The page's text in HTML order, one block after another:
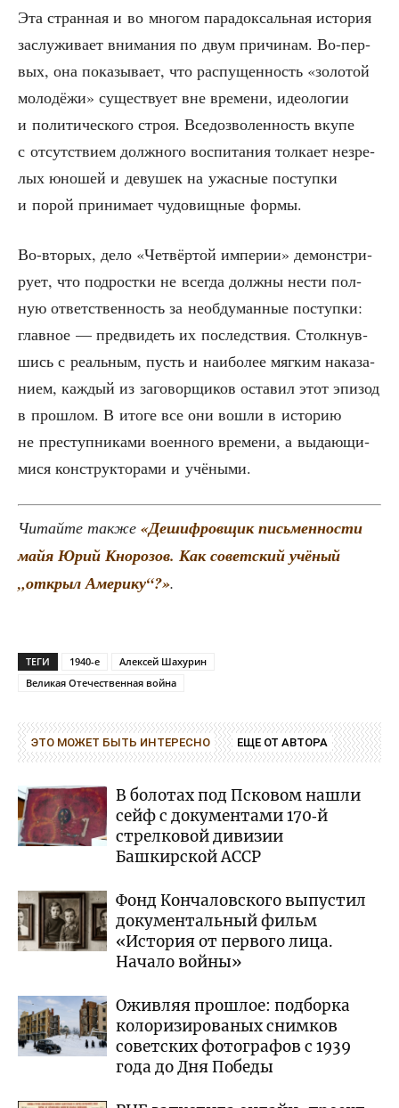
Эта стран­ная и во мно­гом пара­док­саль­ная исто­рия
заслу­жи­ва­ет вни­ма­ния по двум при­чи­нам. Во-пер­
вых, она пока­зы­ва­ет, что рас­пу­щен­ность «золо­той
моло­дё­жи» суще­ству­ет вне вре­ме­ни, идео­ло­гии
и поли­ти­че­ско­го строя. Все­доз­во­лен­ность вку­пе
с отсут­стви­ем долж­но­го вос­пи­та­ния тол­ка­ет незре­
лых юно­шей и деву­шек на ужас­ные поступ­ки
и порой при­ни­ма­ет чудо­вищ­ные формы.
Во-вто­рых, дело «Чет­вёр­той импе­рии» демон­стри­
ру­ет, что под­рост­ки не все­гда долж­ны нести пол­
ную ответ­ствен­ность за необ­ду­ман­ные поступ­ки:
глав­ное — пред­ви­деть их послед­ствия. Столк­нув­
шись с реаль­ным, пусть и наи­бо­лее мяг­ким нака­за­
ни­ем, каж­дый из заго­вор­щи­ков оста­вил этот эпи­зод
в про­шлом. В ито­ге все они вошли в исто­рию
не пре­ступ­ни­ка­ми воен­но­го вре­ме­ни, а выда­ю­щи­
ми­ся кон­струк­то­ра­ми и учёными.
Читай­те так­же «Дешиф­ров­щик пись­мен­но­сти
майя Юрий Кно­ро­зов. Как совет­ский учё­ный
„открыл Аме­ри­ку“?».
ТЕГИ 1940-е
Алексей Шахурин
Великая Отечественная война
ЭТО МОЖЕТ БЫТЬ ИНТЕРЕСНО ЕЩЕ ОТ АВТОРА
В болотах под Псковом нашли
сейф с документами 170‑й
стрелковой дивизии
Башкирской АССР
Фонд Кончаловского выпустил
документальный фильм
«История от первого лица.
Начало войны»
Оживляя прошлое: подборка
колоризированых снимков
советских фотографов с 1939
года до Дня Победы